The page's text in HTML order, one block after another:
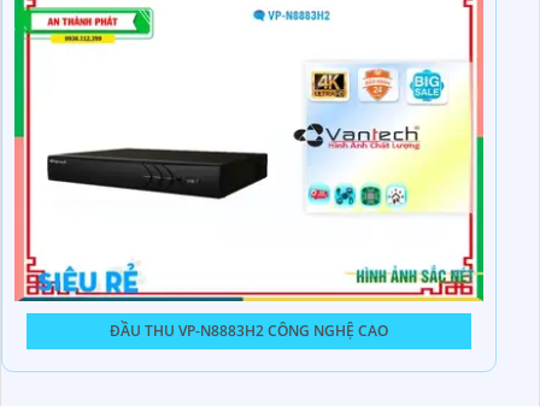
ĐẦU THU VP-N8883H2 CÔNG NGHỆ CAO